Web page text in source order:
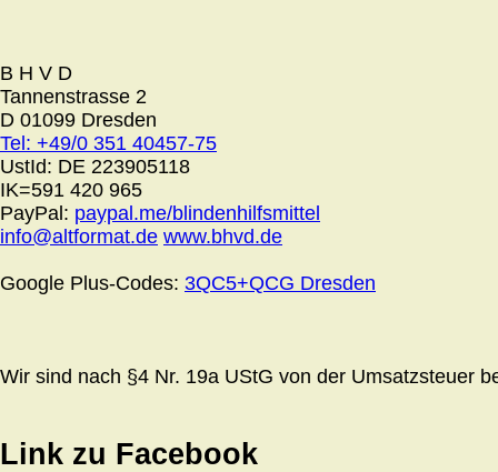
B H V D
Tannenstrasse 2
D 01099 Dresden
Tel: +49/0 351 40457-75
UstId: DE 223905118
IK=591 420 965
PayPal: paypal.me/blindenhilfsmittel
info@altformat.de www.bhvd.de
Google Plus-Codes: 3QC5+QCG Dresden
Wir sind nach §4 Nr. 19a UStG von der Umsatzsteuer
Link zu Facebook